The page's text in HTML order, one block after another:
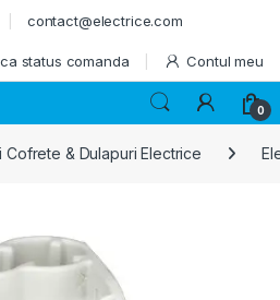
contact@electrice.com
status comanda Contul meu
0
Cofrete & Dulapuri Electrice